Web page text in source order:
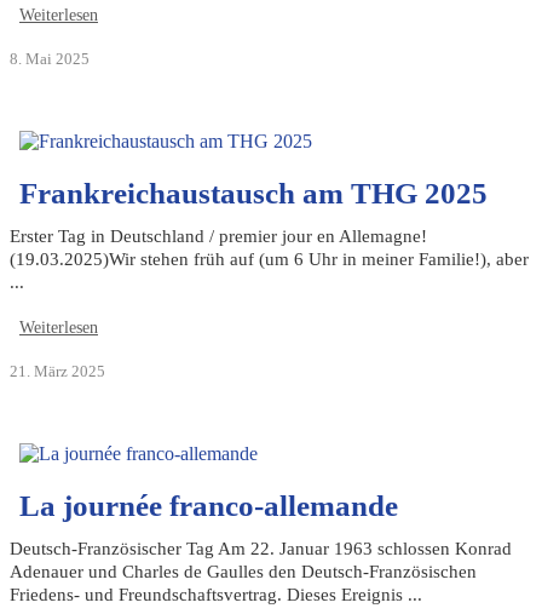
Weiterlesen
8. Mai 2025
Frankreichaustausch am THG 2025
Erster Tag in Deutschland / premier jour en Allemagne!
(19.03.2025)Wir stehen früh auf (um 6 Uhr in meiner Familie!), aber
...
Weiterlesen
21. März 2025
La journée franco-allemande
Deutsch-Französischer Tag Am 22. Januar 1963 schlossen Konrad
Adenauer und Charles de Gaulles den Deutsch-Französischen
Friedens- und Freundschaftsvertrag. Dieses Ereignis ...